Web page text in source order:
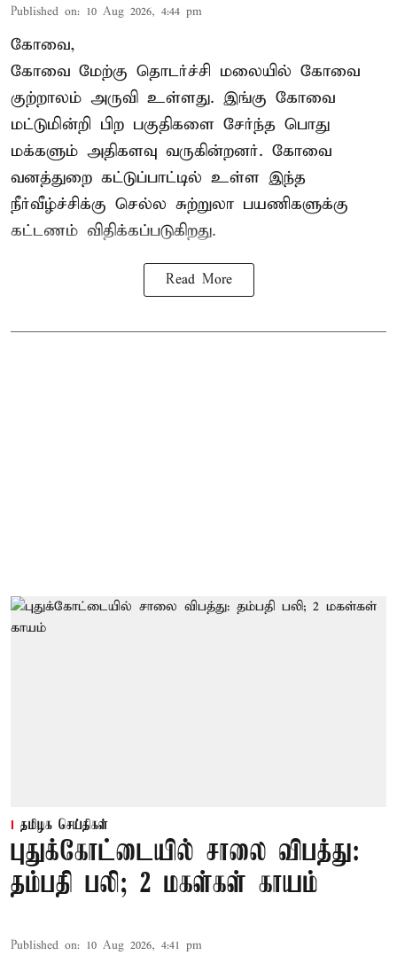
Published on: 10 Aug 2026, 4:44 pm
கோவை,
கோவை மேற்கு தொடர்ச்சி மலையில் கோவை
குற்றாலம் அருவி உள்ளது. இங்கு கோவை
மட்டுமின்றி பிற பகுதிகளை சேர்ந்த பொது
மக்களும் அதிகளவு வருகின்றனர். கோவை
வனத்துறை கட்டுப்பாட்டில் உள்ள இந்த
நீர்வீழ்ச்சிக்கு செல்ல சுற்றுலா பயணிகளுக்கு
கட்டணம் விதிக்கப்படுகிறது.
Read More
தமிழக செய்திகள்
புதுக்கோட்டையில் சாலை விபத்து:
தம்பதி பலி; 2 மகள்கள் காயம்
Published on: 10 Aug 2026, 4:41 pm